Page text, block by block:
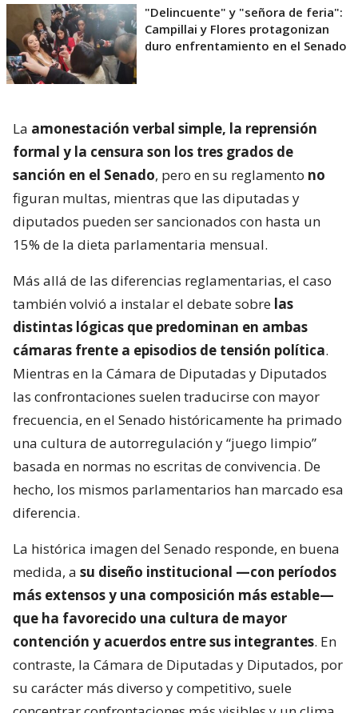
"Delincuente" y "señora de feria":
Campillai y Flores protagonizan
duro enfrentamiento en el Senado
La amonestación verbal simple, la reprensión
formal y la censura son los tres grados de
sanción en el Senado, pero en su reglamento no
figuran multas, mientras que las diputadas y
diputados pueden ser sancionados con hasta un
15% de la dieta parlamentaria mensual.
Más allá de las diferencias reglamentarias, el caso
también volvió a instalar el debate sobre las
distintas lógicas que predominan en ambas
cámaras frente a episodios de tensión política.
Mientras en la Cámara de Diputadas y Diputados
las confrontaciones suelen traducirse con mayor
frecuencia, en el Senado históricamente ha primado
una cultura de autorregulación y “juego limpio”
basada en normas no escritas de convivencia. De
hecho, los mismos parlamentarios han marcado esa
diferencia.
La histórica imagen del Senado responde, en buena
medida, a su diseño institucional —con períodos
más extensos y una composición más estable—
que ha favorecido una cultura de mayor
contención y acuerdos entre sus integrantes. En
contraste, la Cámara de Diputadas y Diputados, por
su carácter más diverso y competitivo, suele